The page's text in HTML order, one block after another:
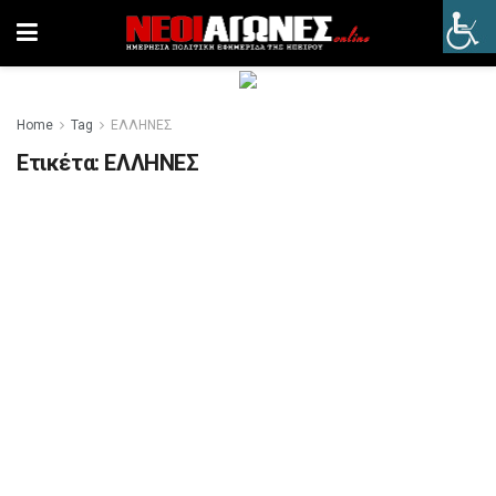
Home Tag ΕΛΛΗΝΕΣ
Ετικέτα: ΕΛΛΗΝΕΣ